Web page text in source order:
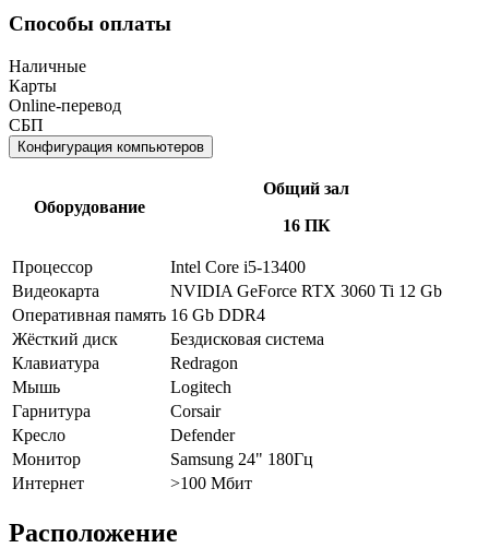
Способы оплаты
Наличные
Карты
Online-перевод
СБП
Конфигурация компьютеров
Оборудование
Общий зал
16 ПК
Процессор
Intel Core i5-13400
Видеокарта
NVIDIA GeForce RTX 3060 Ti 12 Gb
Оперативная память 16 Gb DDR4
Жёсткий диск
Бездисковая система
Клавиатура
Redragon
Мышь
Logitech
Гарнитура
Corsair
Кресло
Defender
Монитор
Samsung 24" 180Гц
Интернет
>100 Мбит
Расположение